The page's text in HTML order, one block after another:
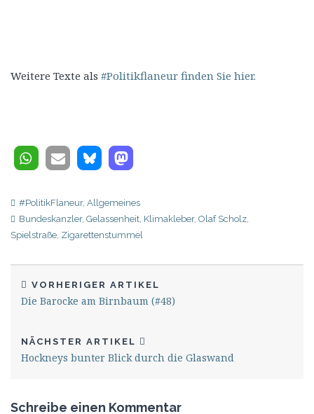
Weitere Texte als #Politikflaneur finden Sie hier.
#PolitikFlaneur, Allgemeines
Bundeskanzler, Gelassenheit, Klimakleber, Olaf Scholz,
Spielstraße, Zigarettenstummel
VORHERIGER ARTIKEL
Die Barocke am Birnbaum (#48)
NÄCHSTER ARTIKEL
Hockneys bunter Blick durch die Glaswand
Schreibe einen Kommentar